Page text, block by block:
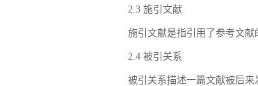
2.3 施引文献
施引文献是指引用了参考文献
2.4 被引关系
被引关系描述一篇文献被后来